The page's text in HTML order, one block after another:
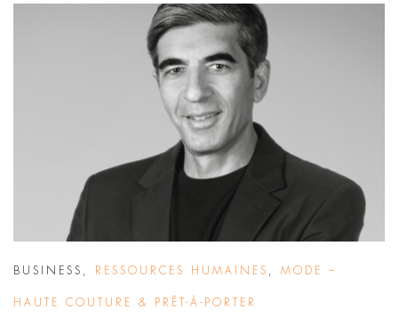
BUSINESS RESSOURCES HUMAINES MODE –
HAUTE COUTURE & PRÊT-À-PORTER